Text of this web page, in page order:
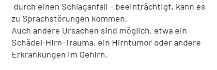
durch einen Schlaganfall – beeinträchtigt, kann es
zu Sprachstörungen kommen.
Auch andere Ursachen sind möglich, etwa ein
Schädel-Hirn-Trauma, ein Hirntumor oder andere
Erkrankungen im Gehirn.